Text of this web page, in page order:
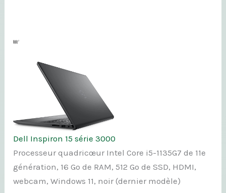
Dell Inspiron 15 série 3000
Processeur quadricœur Intel Core i5-1135G7 de 11e
génération, 16 Go de RAM, 512 Go de SSD, HDMI,
webcam, Windows 11, noir (dernier modèle)